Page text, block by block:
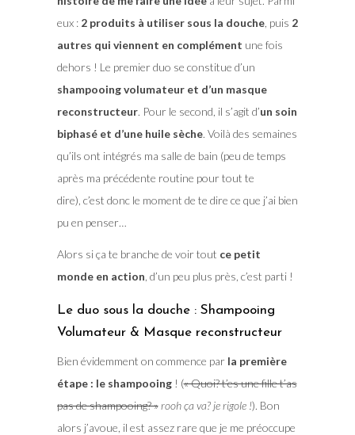
eux : 2 produits à utiliser sous la douche, puis 2
autres qui viennent en complément une fois
dehors ! Le premier duo se constitue d’un
shampooing volumateur et d’un masque
reconstructeur. Pour le second, il s’agit d’un soin
biphasé et d’une huile sèche. Voilà des semaines
qu’ils ont intégrés ma salle de bain (peu de temps
après ma précédente routine pour tout te
dire), c’est donc le moment de te dire ce que j’ai bien
pu en penser…
Alors si ça te branche de voir tout ce petit
monde en action , d’un peu plus près, c’est parti !
Le duo sous la douche : Shampooing
Volumateur & Masque reconstructeur
Bien évidemment on commence par la première
étape : le shampooing! (« Quoi? t’es une fille t’as
pas de shampooing? » rooh ça va? je rigole !). Bon
alors j’avoue, il est assez rare que je me préoccupe